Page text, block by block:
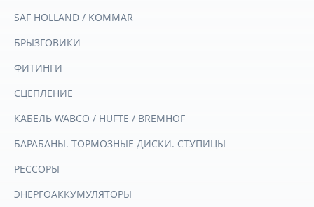
SAF HOLLAND / KOMMAR
БРЫЗГОВИКИ
ФИТИНГИ
СЦЕПЛЕНИЕ
КАБЕЛЬ WABCO / HUFTE / BREMHOF
БАРАБАНЫ. ТОРМОЗНЫЕ ДИСКИ. СТУПИЦЫ
РЕССОРЫ
ЭНЕРГОАККУМУЛЯТОРЫ